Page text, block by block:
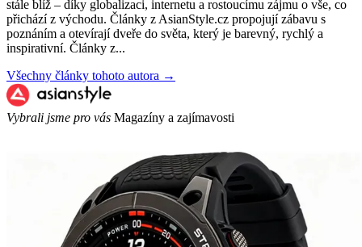
stále blíž – díky globalizaci, internetu a rostoucímu zájmu o vše, co
přichází z východu. Články z AsianStyle.cz propojují zábavu s
poznáním a otevírají dveře do světa, který je barevný, rychlý a
inspirativní. Články z...
Všechny články tohoto autora →
Vybrali jsme pro vás Magazíny a zajímavosti